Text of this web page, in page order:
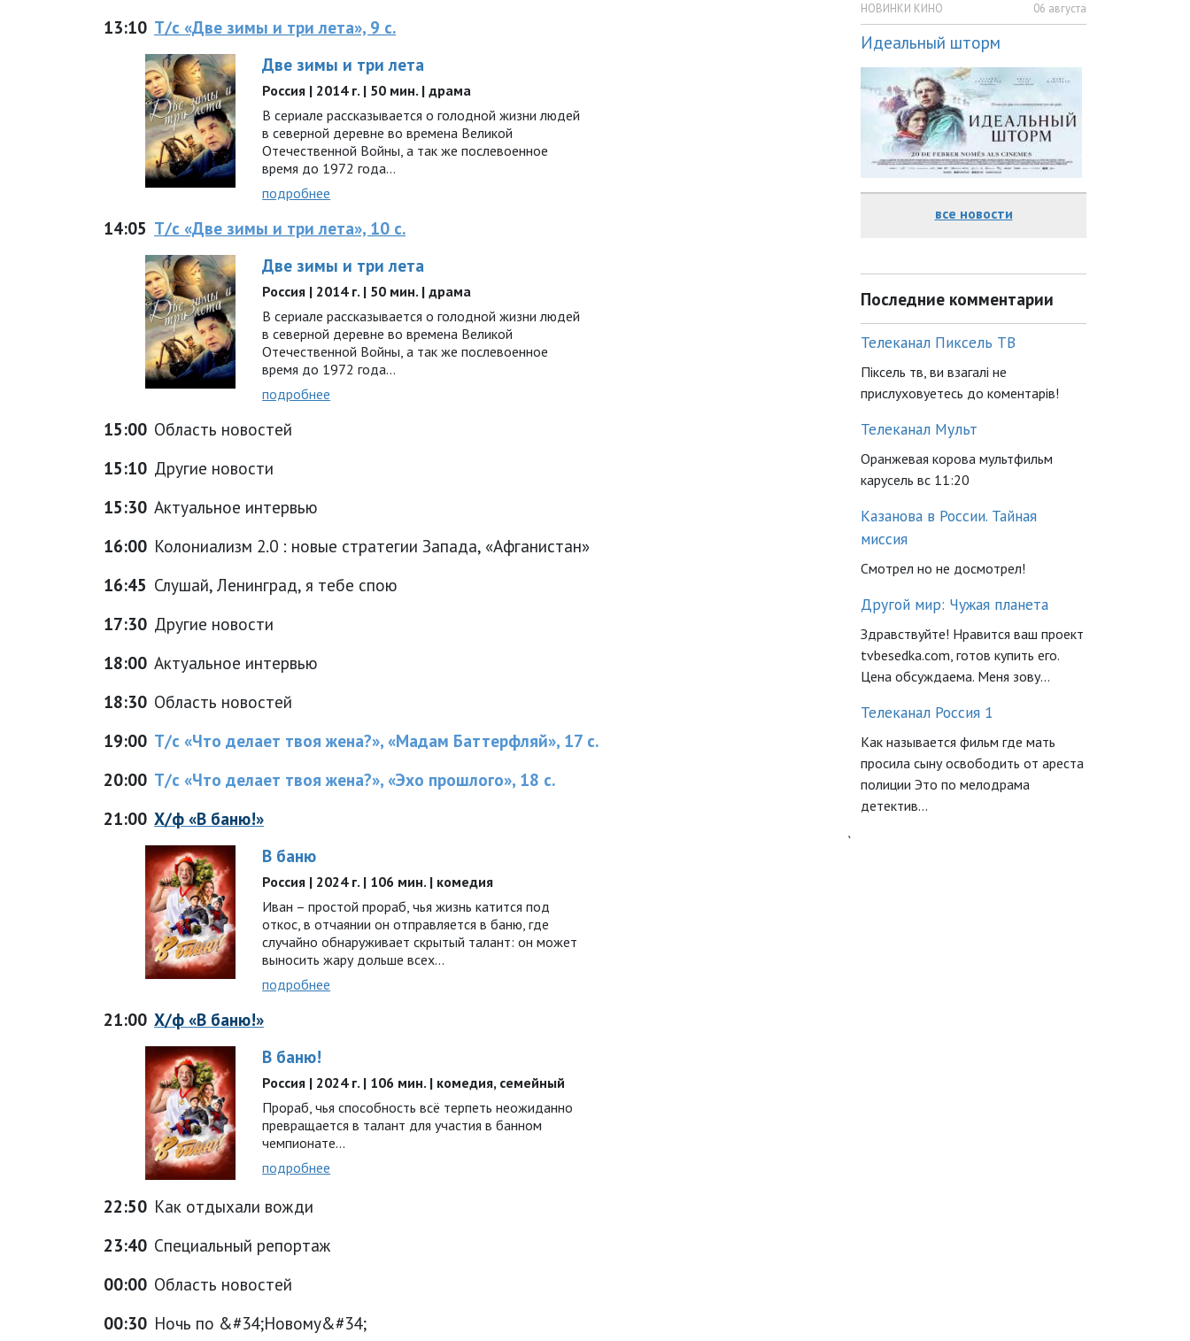
13:10 Т/с «Две зимы и три лета», 9 с.
Две зимы и три лета
Россия | 2014 г. | 50 мин. | драма
В сериале рассказывается о голодной жизни людей
в северной деревне во времена Великой
Отечественной Войны, а так же послевоенное
время до 1972 года…
подробнее
14:05 Т/с «Две зимы и три лета», 10 с.
Две зимы и три лета
Россия | 2014 г. | 50 мин. | драма
В сериале рассказывается о голодной жизни людей
в северной деревне во времена Великой
Отечественной Войны, а так же послевоенное
время до 1972 года…
подробнее
15:00 Область новостей
15:10 Другие новости
15:30 Актуальное интервью
16:00 Колониализм 2.0 : новые стратегии Запада, «Афганистан»
16:45 Слушай, Ленинград, я тебе спою
17:30 Другие новости
18:00 Актуальное интервью
18:30 Область новостей
19:00 Т/с «Что делает твоя жена?», «Мадам Баттерфляй», 17 с.
20:00 Т/с «Что делает твоя жена?», «Эхо прошлого», 18 с.
21:00 Х/ф «В баню!»
В баню
Россия | 2024 г. | 106 мин. | комедия
Иван – простой прораб, чья жизнь катится под
откос, в отчаянии он отправляется в баню, где
случайно обнаруживает скрытый талант: он может
выносить жару дольше всех…
подробнее
21:00 Х/ф «В баню!»
В баню!
Россия | 2024 г. | 106 мин. | комедия, семейный
Прораб, чья способность всё терпеть неожиданно
превращается в талант для участия в банном
чемпионате…
подробнее
22:50 Как отдыхали вожди
23:40 Специальный репортаж
00:00 Область новостей
00:30 Ночь по &#34;Новому&#34;
НОВИНКИ КИНО 06 августа
Идеальный шторм
все новости
Последние комментарии
Телеканал Пиксель ТВ
Піксель тв, ви взагалі не
прислуховуетесь до коментарів!
Телеканал Мульт
Оранжевая корова мультфильм
карусель вс 11:20
Казанова в России. Тайная
миссия
Смотрел но не досмотрел!
Другой мир: Чужая планета
Здравствуйте! Нравится ваш проект
tvbesedka.com, готов купить его.
Цена обсуждаема. Меня зову...
Телеканал Россия 1
Как называется фильм где мать
просила сыну освободить от ареста
полиции Это по мелодрама
детектив...
`